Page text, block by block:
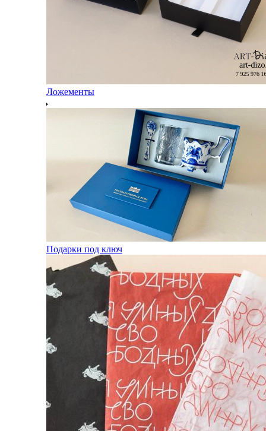
Ложементы
Подарки под ключ